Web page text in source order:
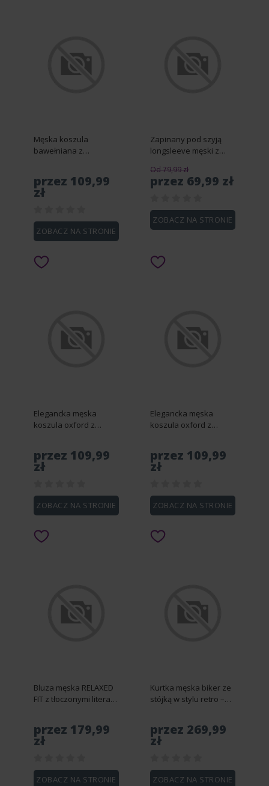
Męska koszula
bawełniana z
SHCS-0159 - S
przez 109,99
zł
ZOBACZ NA STRONIE
Zapinany pod szyją
longsleeve męski z
bordowy V2 OM-LSCL-
0120 - XL
Od 79,99 zł
przez 69,99 zł
ZOBACZ NA STRONIE
Elegancka męska
koszula oxford z
przez 109,99
zł
ZOBACZ NA STRONIE
Elegancka męska
koszula oxford z
przez 109,99
zł
ZOBACZ NA STRONIE
Bluza męska RELAXED
FIT z tłoczonymi literami
przez 179,99
zł
ZOBACZ NA STRONIE
Kurtka męska biker ze
stójką w stylu retro –
przez 269,99
zł
ZOBACZ NA STRONIE